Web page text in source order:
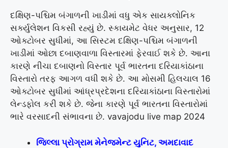
દક્ષિણ-પશ્ચિમ બંગાળની ખાડીમાં વધુ એક સાયક્લોનિક
સર્ક્યુલેશન વિકસી રહ્યું છે. સ્કાયમેટ વેધર અનુસાર, 12
ઓક્ટોબર સુધીમાં, આ સિસ્ટમ દક્ષિણ-પશ્ચિમ બંગાળની
ખાડીમાં ઓછા દબાણવાળા વિસ્તારમાં ફેરવાઈ શકે છે. આના
કારણે નીચા દબાણનો વિસ્તાર પૂર્વ ભારતના દરિયાકાંઠાના
વિસ્તારો તરફ આગળ વધી શકે છે. આ મોસમી હિલચાલ 16
ઓક્ટોબર સુધીમાં આંધ્રપ્રદેશના દરિયાકાંઠાના વિસ્તારોમાં
લેન્ડફોલ કરી શકે છે. જેના કારણે પૂર્વ ભારતના વિસ્તારોમાં
ભારે વરસાદની સંભાવના છે. vavajodu live map 2024
જિલ્લા પ્રોગ્રામ મેનેજમેન્ટ યુનિટ, અમદાવાદ